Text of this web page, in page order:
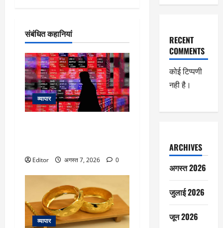
संबंधित कहानियां
व्यापार
Editor अगस्त 7, 2026 0
व्यापार
RECENT
COMMENTS
कोई टिप्पणी
नही है।
ARCHIVES
अगस्त 2026
जुलाई 2026
जून 2026